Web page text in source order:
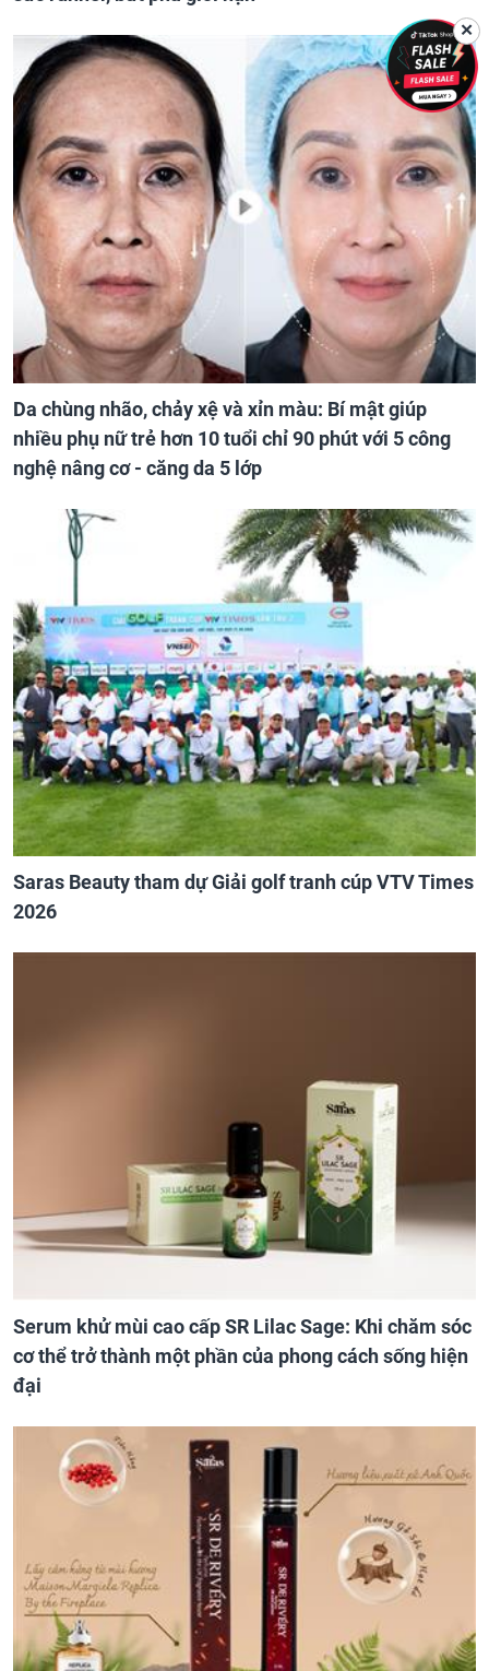
Da chùng nhão, chảy xệ và xỉn màu: Bí mật giúp
nhiều phụ nữ trẻ hơn 10 tuổi chỉ 90 phút với 5 công
nghệ nâng cơ - căng da 5 lớp
Saras Beauty tham dự Giải golf tranh cúp VTV Times
2026
Serum khử mùi cao cấp SR Lilac Sage: Khi chăm sóc
cơ thể trở thành một phần của phong cách sống hiện
đại
✕